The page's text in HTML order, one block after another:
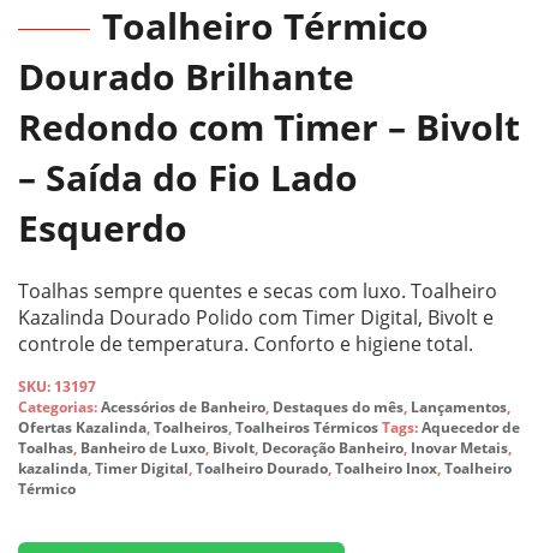
Toalheiro Térmico
Dourado Brilhante
Redondo com Timer – Bivolt
– Saída do Fio Lado
Esquerdo
Toalhas sempre quentes e secas com luxo. Toalheiro
Kazalinda Dourado Polido com Timer Digital, Bivolt e
controle de temperatura. Conforto e higiene total.
SKU: 13197
Categorias:Acessórios de Banheiro, Destaques do mês, Lançamentos,
Ofertas Kazalinda,Toalheiros,Toalheiros TérmicosTags:Aquecedor de
Toalhas, Banheiro de Luxo, Bivolt, Decoração Banheiro, Inovar Metais,
kazalinda,Timer Digital,Toalheiro Dourado,Toalheiro Inox,Toalheiro
Térmico